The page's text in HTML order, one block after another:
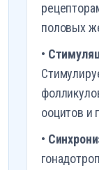
половых
•
ооцитов и
•